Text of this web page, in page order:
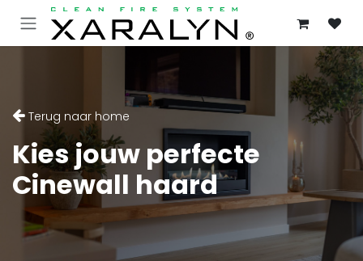
OVERSLAAN NAAR INHOUD
Terug naar home
Kies jouw perfecte
Cinewall haard